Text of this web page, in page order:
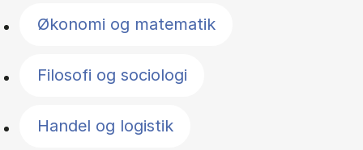
Økonomi og matematik
Filosofi og sociologi
Handel og logistik